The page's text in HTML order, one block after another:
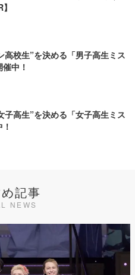
高校生”を決める「男子高生ミス
中！
子高生”を決める「女子高生ミス
記事
NEWS